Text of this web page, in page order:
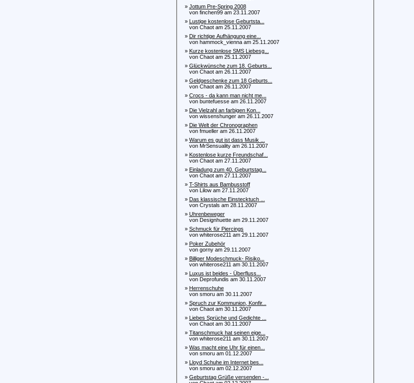
» Jottum Pre-Spring 2008
von finchen99 am 23.11.2007
» Lustige kostenlose Geburtsta...
von Chaot am 25.11.2007
» Dir richtige Aufhängung eine...
von hammock_vienna am 25.11.2007
» Kurze kostenlose SMS Liebesg...
von Chaot am 25.11.2007
» Glückwünsche zum 18. Geburts...
von Chaot am 26.11.2007
» Geldgeschenke zum 18 Geburts...
von Chaot am 26.11.2007
» Crocs - da kann man nicht me...
von buntefuesse am 26.11.2007
» Die Vielzahl an farbigen Kon...
von wissenshunger am 26.11.2007
» Die Welt der Chronographen
von fmueller am 26.11.2007
» Warum es gut ist dass Musik ...
von MrSensuality am 26.11.2007
» Kostenlose kurze Freundschaf...
von Chaot am 27.11.2007
» Einladung zum 40. Geburtstag...
von Chaot am 27.11.2007
» T-Shirts aus Bambusstoff
von Lilow am 27.11.2007
» Das klassische Einstecktuch ...
von Crystals am 28.11.2007
» Uhrenbeweger
von Designhuette am 29.11.2007
» Schmuck für Piercings
von whiterose211 am 29.11.2007
» Poker Zubehör
von gorny am 29.11.2007
» Billiger Modeschmuck- Risiko...
von whiterose211 am 30.11.2007
» Luxus ist beides - Überfluss...
von Deprofundis am 30.11.2007
» Herrenschuhe
von smoru am 30.11.2007
» Spruch zur Kommunion, Konfir...
von Chaot am 30.11.2007
» Liebes Sprüche und Gedichte ...
von Chaot am 30.11.2007
» Titanschmuck hat seinen eige...
von whiterose211 am 30.11.2007
» Was macht eine Uhr für einen...
von smoru am 01.12.2007
» Lloyd Schuhe im Internet bes...
von smoru am 02.12.2007
» Geburtstag Grüße versenden -...